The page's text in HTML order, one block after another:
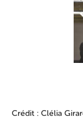
Crédit : Clélia